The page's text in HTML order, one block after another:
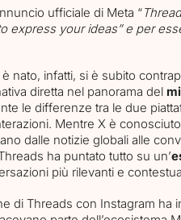
ufficiale di Meta “
express your ideas” e per
nato, infatti, si è subito
diretta nel panorama del
le differenze tra le due
Mentre X è
dalle notizie globali alle
ha puntato tutto su un’
più rilevanti e
di Threads con Instagram ha